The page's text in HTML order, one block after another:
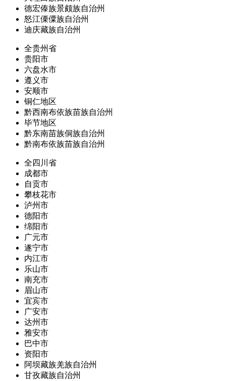
德宏傣族景颇族自治州
怒江傈僳族自治州
迪庆藏族自治州
全贵州省
贵阳市
六盘水市
遵义市
安顺市
铜仁地区
黔西南布依族苗族自治州
毕节地区
黔东南苗族侗族自治州
黔南布依族苗族自治州
全四川省
成都市
自贡市
攀枝花市
泸州市
德阳市
绵阳市
广元市
遂宁市
内江市
乐山市
南充市
眉山市
宜宾市
广安市
达州市
雅安市
巴中市
资阳市
阿坝藏族羌族自治州
甘孜藏族自治州